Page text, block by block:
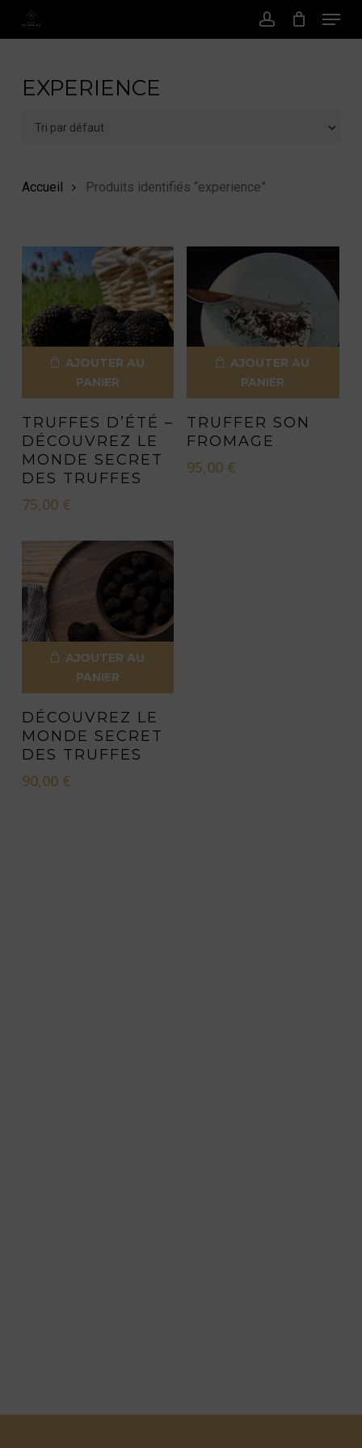
Passer
principal
Compte
Menu
EXPERIENCE
Accueil Produits identifiés “experience”
AJOUTER AU
PANIER
TRUFFES D’ÉTÉ –
DÉCOUVREZ LE
MONDE SECRET
DES TRUFFES
75,00 €
AJOUTER AU
PANIER
TRUFFER SON
FROMAGE
95,00 €
AJOUTER AU
PANIER
DÉCOUVREZ LE
MONDE SECRET
DES TRUFFES
90,00 €